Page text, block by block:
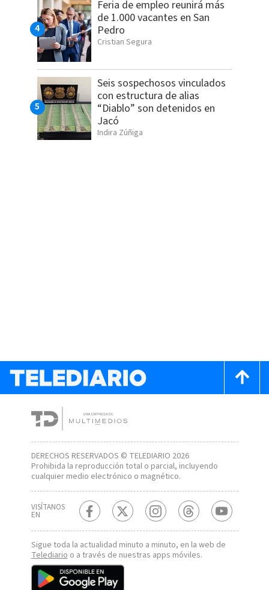
Feria de empleo reunirá más
de 1.000 vacantes en San
Pedro
Cristian Segura
Seis sospechosos vinculados
con estructura de alias
“Diablo” son detenidos en
Jacó
Indira Zúñiga
DERECHOS RESERVADOS © TELEDIARIO 2026
Prohibida la reproducción total o parcial, incluyendo
cualquier medio electrónico o magnético.
VISÍTANOS
EN
Sigue toda la actualidad minuto a minuto, en la web de
Telediarioo a través de nuestras apps móviles.